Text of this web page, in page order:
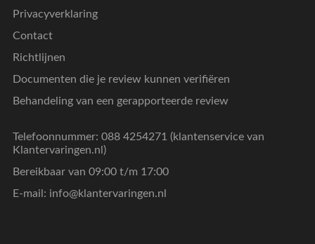
Privacyverklaring
Contact
Richtlijnen
Documenten die je review kunnen verifiëren
Behandeling van een gerapporteerde review
Telefoonnummer: 088 4254271 (klantenservice van
Klantervaringen.nl)
Bereikbaar van 09:00 t/m 17:00
E-mail: info@klantervaringen.nl